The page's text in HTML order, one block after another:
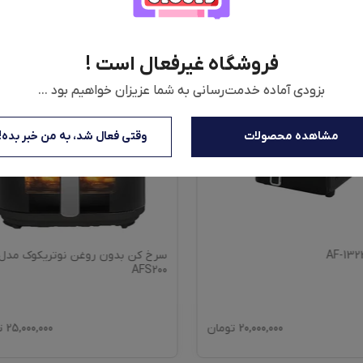
فروشگاه غیرفعال است !
بزودی آماده خدمت‌رسانی به شما عزیزان خواهیم بود ...
مشاهده محصولات وقتی فعال شد، به من خبر بده!
روغن نوتریکوک مدل
25,000,000 تومان
هواپز 8 لیتر مک استایلر مدل Mc-1681
17,600,000